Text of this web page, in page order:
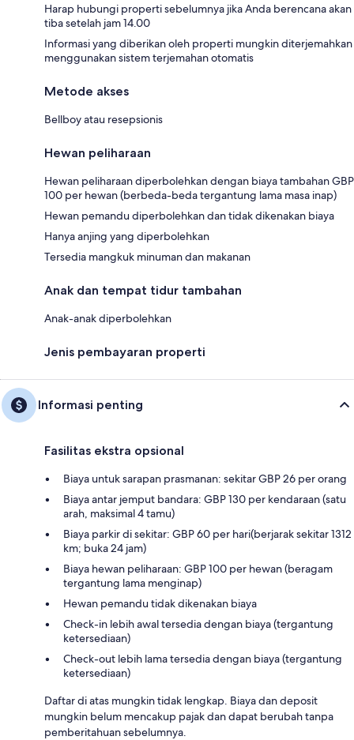
Harap hubungi properti sebelumnya jika Anda berencana akan
tiba setelah jam 14.00
Informasi yang diberikan oleh properti mungkin diterjemahkan
menggunakan sistem terjemahan otomatis
Metode akses
Bellboy atau resepsionis
Hewan peliharaan
Hewan peliharaan diperbolehkan dengan biaya tambahan GBP
100 per hewan (berbeda-beda tergantung lama masa inap)
Hewan pemandu diperbolehkan dan tidak dikenakan biaya
Hanya anjing yang diperbolehkan
Tersedia mangkuk minuman dan makanan
Anak dan tempat tidur tambahan
Anak-anak diperbolehkan
Jenis pembayaran properti
Informasi penting
Fasilitas ekstra opsional
Biaya untuk sarapan prasmanan: sekitar GBP 26 per orang
Biaya antar jemput bandara: GBP 130 per kendaraan (satu
arah, maksimal 4 tamu)
Biaya parkir di sekitar: GBP 60 per hari(berjarak sekitar 1312
km; buka 24 jam)
Biaya hewan peliharaan: GBP 100 per hewan (beragam
tergantung lama menginap)
Hewan pemandu tidak dikenakan biaya
Check-in lebih awal tersedia dengan biaya (tergantung
ketersediaan)
Check-out lebih lama tersedia dengan biaya (tergantung
ketersediaan)
Daftar di atas mungkin tidak lengkap. Biaya dan deposit
mungkin belum mencakup pajak dan dapat berubah tanpa
pemberitahuan sebelumnya.